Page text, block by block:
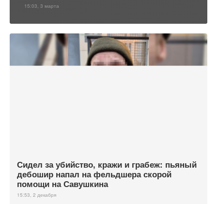
15:03, 3 марта
Сидел за убийство, кражи и грабеж: пьяный
дебошир напал на фельдшера скорой
помощи на Савушкина
15:53, 2 декабря